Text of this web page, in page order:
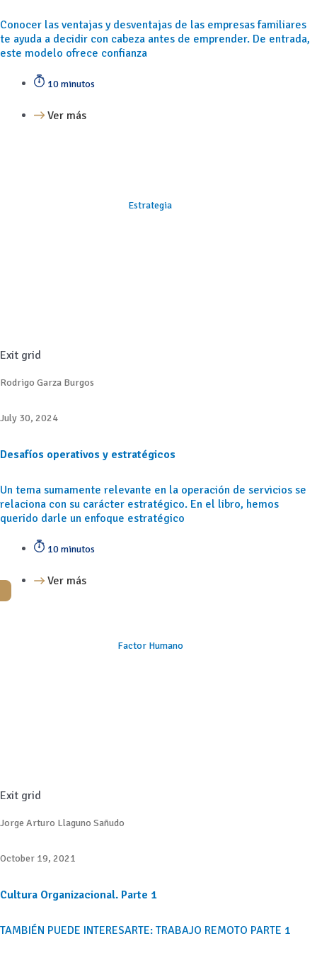
Conocer las ventajas y desventajas de las empresas familiares
te ayuda a decidir con cabeza antes de emprender. De entrada,
este modelo ofrece confianza
10 minutos
Ver más
Estrategia
Exit grid
Rodrigo Garza Burgos
July 30, 2024
Desafíos operativos y estratégicos
Un tema sumamente relevante en la operación de servicios se
relaciona con su carácter estratégico. En el libro, hemos
querido darle un enfoque estratégico
10 minutos
Ver más
Factor Humano
Exit grid
Jorge Arturo Llaguno Sañudo
October 19, 2021
Cultura Organizacional. Parte 1
TAMBIÉN PUEDE INTERESARTE: TRABAJO REMOTO PARTE 1